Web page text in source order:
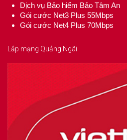
Dịch vụ Bảo hiểm Bảo Tâm An
Gói cước Net3 Plus 55Mbps
Gói cước Net4 Plus 70Mbps
Lắp mạng Quảng Ngãi